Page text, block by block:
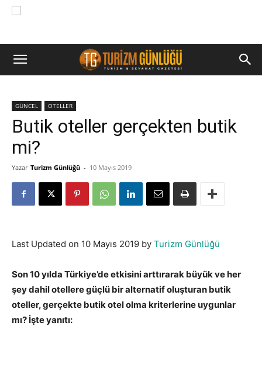
GÜNCEL OTELLER
Butik oteller gerçekten butik
mi?
Yazar Turizm Günlüğü - 10 Mayıs 2019
Last Updated on 10 Mayıs 2019 by Turizm Günlüğü
Son 10 yılda Türkiye’de etkisini arttırarak büyük ve her
şey dahil otellere güçlü bir alternatif oluşturan butik
oteller, gerçekte butik otel olma kriterlerine uygunlar
mı? İşte yanıtı: